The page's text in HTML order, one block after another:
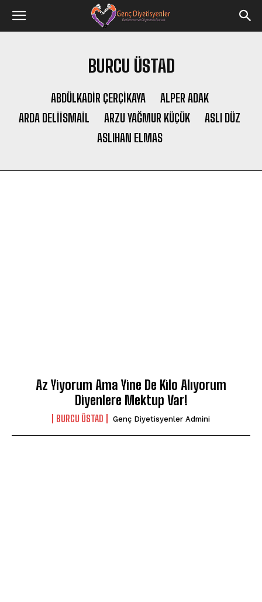
BURCU ÜSTAD
ABDÜLKADIR ÇERÇİKAYA
ALPER ADAK
ARDA DELIISMAIL
ARZU YAĞMUR KÜÇÜK
ASLI DÜZ
ASLIHAN ELMAS
Az Yiyorum Ama Yine De Kilo Alıyorum
Diyenlere Mektup Var!
BURCU ÜSTAD Genç Diyetisyenler Admini